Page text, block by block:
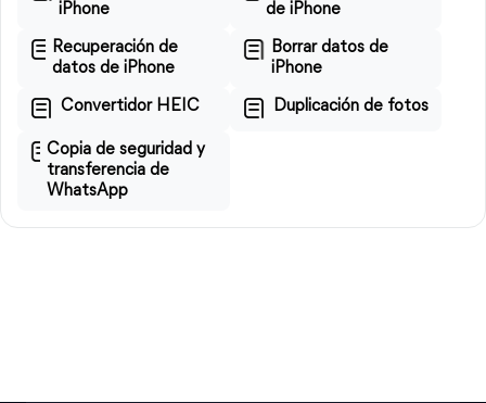
iPhone
de iPhone
Recuperación de
datos de iPhone
Borrar datos de
iPhone
Convertidor HEIC Duplicación de fotos
Copia de seguridad y
transferencia de
WhatsApp